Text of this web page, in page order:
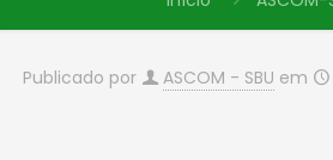
Publicado por ASCOM - SBU em